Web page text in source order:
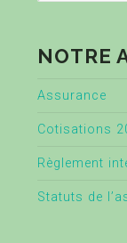
NOTRE
Assurance
Cotisations
Règlement
Statuts de